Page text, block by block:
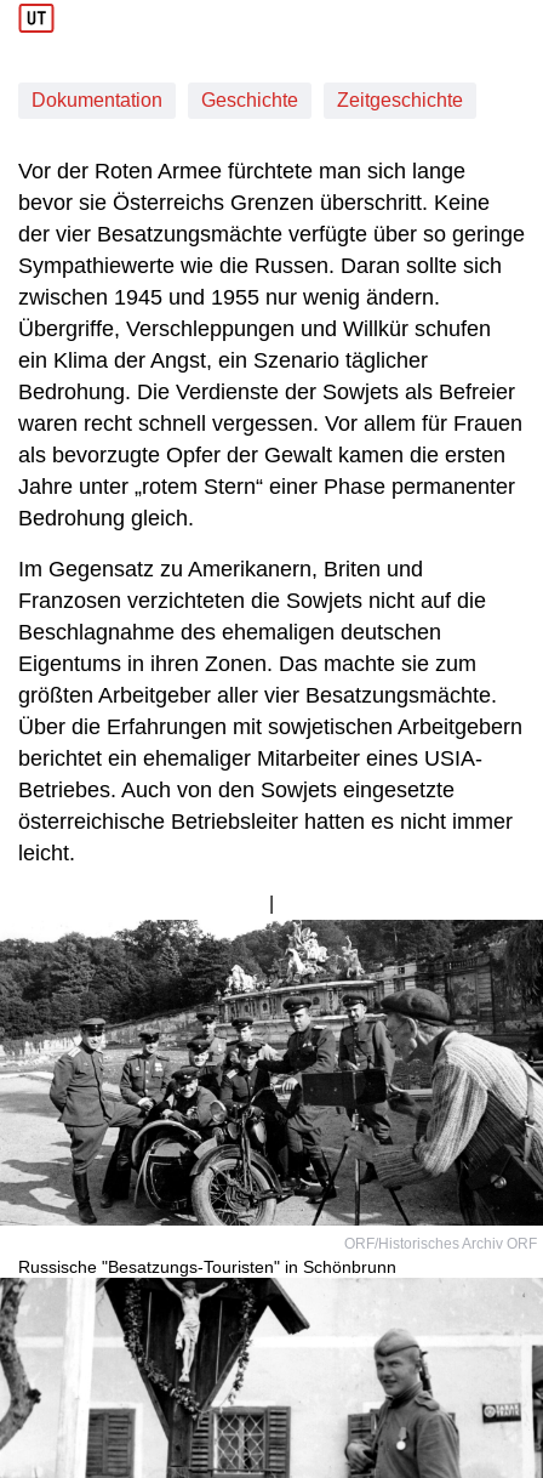
Dokumentation Geschichte Zeitgeschichte
Vor der Roten Armee fürchtete man sich lange
bevor sie Österreichs Grenzen überschritt. Keine
der vier Besatzungsmächte verfügte über so geringe
Sympathiewerte wie die Russen. Daran sollte sich
zwischen 1945 und 1955 nur wenig ändern.
Übergriffe, Verschleppungen und Willkür schufen
ein Klima der Angst, ein Szenario täglicher
Bedrohung. Die Verdienste der Sowjets als Befreier
waren recht schnell vergessen. Vor allem für Frauen
als bevorzugte Opfer der Gewalt kamen die ersten
Jahre unter „rotem Stern“ einer Phase permanenter
Bedrohung gleich.
Im Gegensatz zu Amerikanern, Briten und
Franzosen verzichteten die Sowjets nicht auf die
Beschlagnahme des ehemaligen deutschen
Eigentums in ihren Zonen. Das machte sie zum
größten Arbeitgeber aller vier Besatzungsmächte.
Über die Erfahrungen mit sowjetischen Arbeitgebern
berichtet ein ehemaliger Mitarbeiter eines USIA-
Betriebes. Auch von den Sowjets eingesetzte
österreichische Betriebsleiter hatten es nicht immer
leicht.
Bild
ORF/Historisches Archiv ORF
Russische "Besatzungs-Touristen" in Schönbrunn